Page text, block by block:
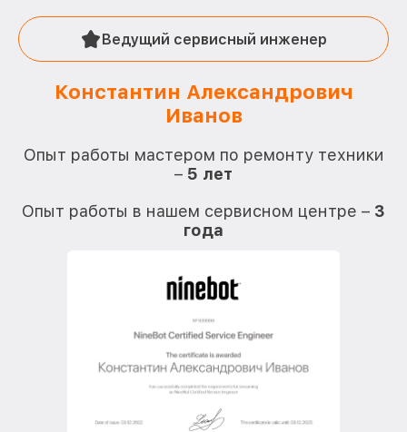
Ведущий сервисный инженер
Константин Александрович
Иванов
Опыт работы мастером по ремонту техники
– 5 лет
Опыт работы в нашем сервисном центре – 3
года